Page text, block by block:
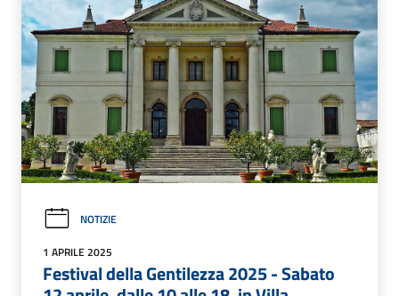
NOTIZIE
1 APRILE 2025
Festival della Gentilezza 2025 - Sabato